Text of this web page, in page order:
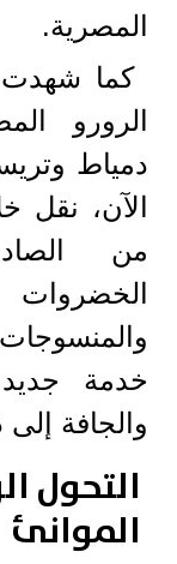
المصرية.
كما شهدت
الرورو
من
خدمة
والجافة
التحول
الموانئ